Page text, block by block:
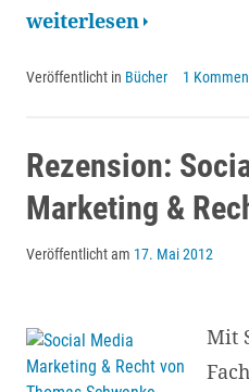
Rezension:
Media
der
internen
Kommunikation
weiterlesen
Veröffentlicht in Bücher 1
Rezension:
Marketing &
Veröffentlicht am 17. Mai 2012
Mit